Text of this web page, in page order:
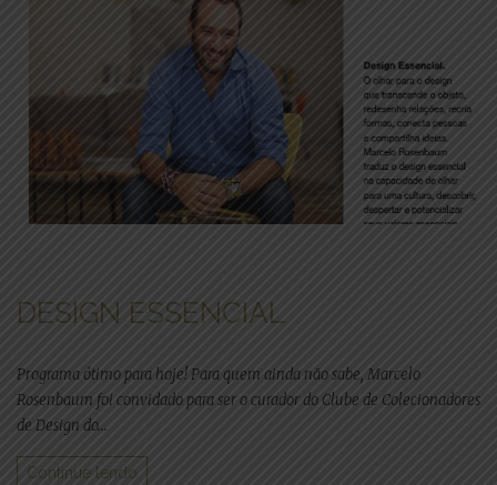
DESIGN ESSENCIAL
Programa ótimo para hoje! Para quem ainda não sabe, Marcelo
Rosenbaum foi convidado para ser o curador do Clube de Colecionadores
de Design do…
Continue lendo